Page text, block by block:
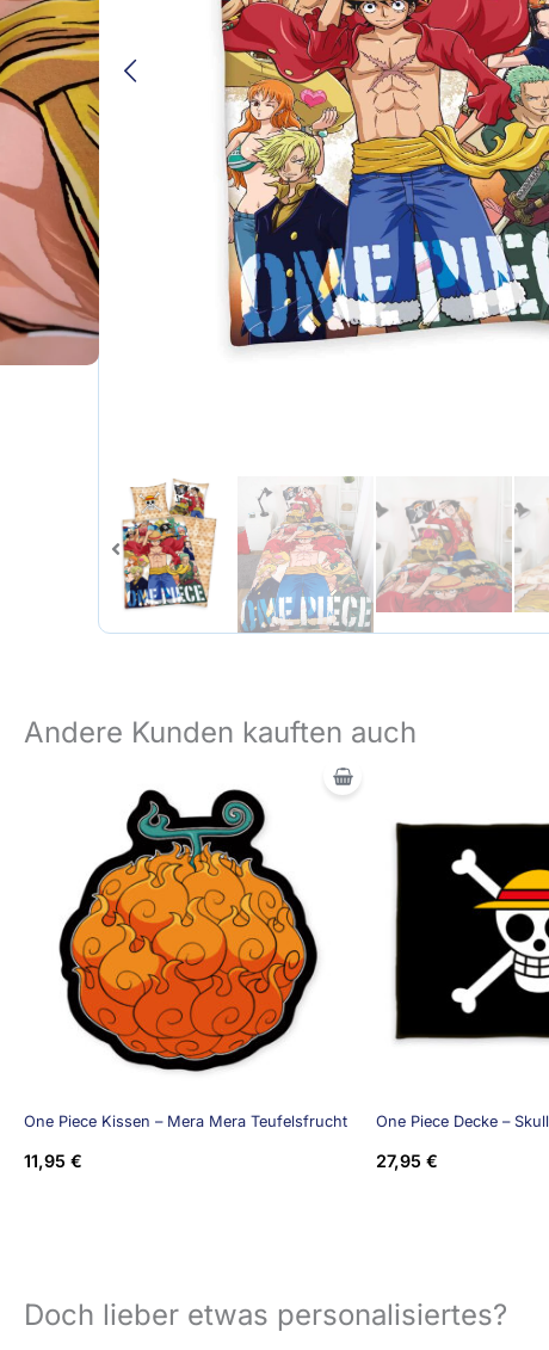
Andere Kunden kauften auch
One Piece Kissen – Mera Mera Teufelsfrucht
11,95 €
One Piece Decke – Skull
27,95 €
Doch lieber etwas personalisiertes?